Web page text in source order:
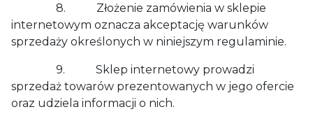
8. Złożenie zamówienia w sklepie
internetowym oznacza akceptację warunków
sprzedaży określonych w niniejszym regulaminie.
9. Sklep internetowy prowadzi
sprzedaż towarów prezentowanych w jego ofercie
oraz udziela informacji o nich.